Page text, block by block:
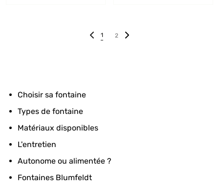
1 2
Choisir sa fontaine
Types de fontaine
Matériaux disponibles
L'entretien
Autonome ou alimentée ?
Fontaines Blumfeldt